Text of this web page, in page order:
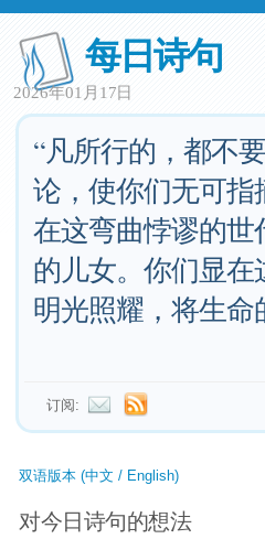
每日诗句
2026年01月17日
“凡所行的，都不
论，使你们无可指
在这弯曲悖谬的
的儿女。你们显
明光照耀，将生命
订阅:
双语版本 (中文 / English)
对今日诗句的想法